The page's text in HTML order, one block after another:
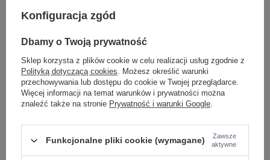
Typ
KATEGORIA UKULELE
DŁUGOŚĆ 54cm
Parametry bezpieczeństwa Parametry bezpieczeństwa
Może potrzebujesz tego do gitary
Konfiguracja zgód
Dbamy o Twoją prywatność
Sklep korzysta z plików cookie w celu realizacji usług zgodnie z
Polityką dotyczącą cookies. Możesz określić warunki
przechowywania lub dostępu do cookie w Twojej przeglądarce.
Więcej informacji na temat warunków i prywatności można
znaleźć także na stronie Prywatność i warunki Google.
Funkcjonalne pliki cookie (wymagane)
Zawsze
aktywne